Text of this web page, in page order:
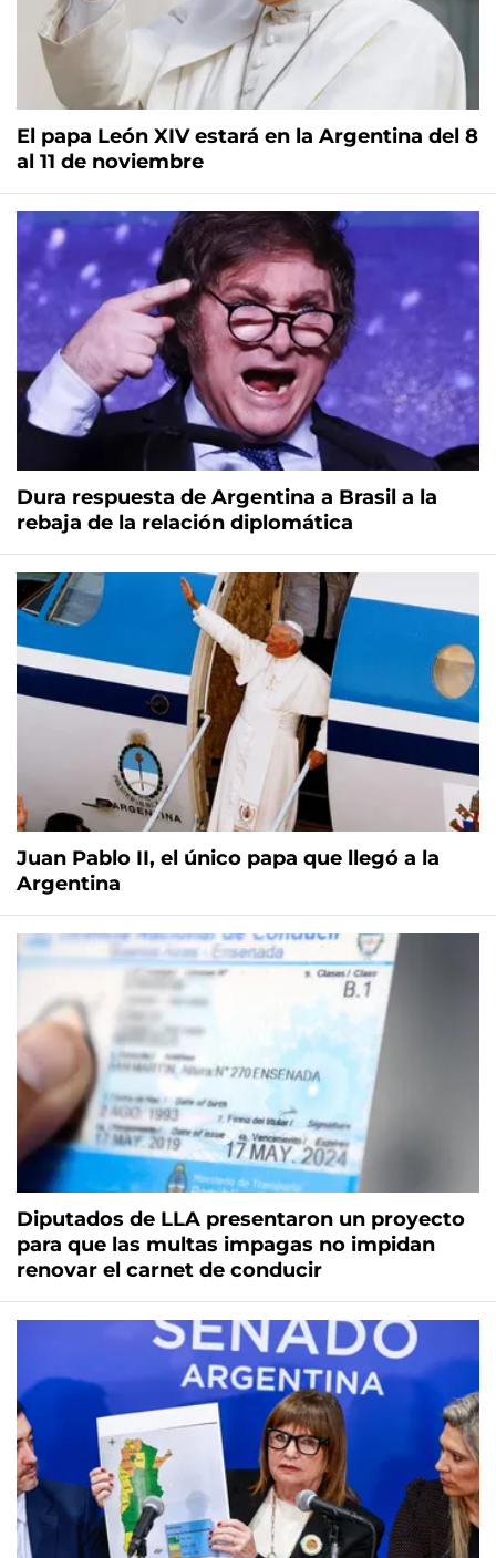
El papa León XIV estará en la Argentina del 8
al 11 de noviembre
Dura respuesta de Argentina a Brasil a la
rebaja de la relación diplomática
Juan Pablo II, el único papa que llegó a la
Argentina
Diputados de LLA presentaron un proyecto
para que las multas impagas no impidan
renovar el carnet de conducir